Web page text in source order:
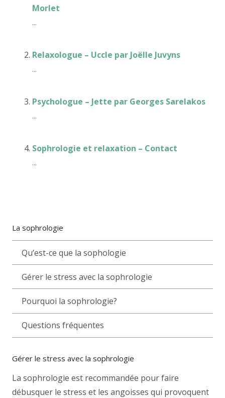
La sophrologie
Qu’est-ce que la sophologie
Gérer le stress avec la sophrologie
Pourquoi la sophrologie?
Questions fréquentes
Gérer le stress avec la sophrologie
La sophrologie est recommandée pour faire
débusquer le stress et les angoisses qui provoquent
Morlet
...
Relaxologue – Uccle par Joëlle Juvyns
...
Psychologue – Jette par Georges Sarelakos
...
Sophrologie et relaxation – Contact
...